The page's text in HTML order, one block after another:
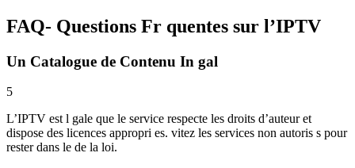
FAQ- Questions Fr quentes sur l’IPTV
Un Catalogue de Contenu In gal
5
L’IPTV est l gale que le service respecte les droits d’auteur et
dispose des licences appropri es. vitez les services non autoris s pour
rester dans le de la loi.